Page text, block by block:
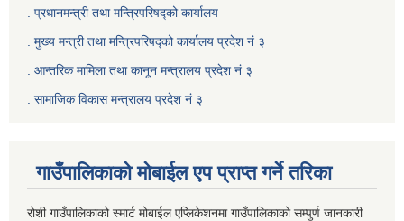
. प्रधानमन्त्री तथा मन्त्रिपरिषद्को कार्यालय
मुख्य मन्त्री तथा मन्त्रिपरिषद्को कार्यालय प्रदेश नं ३
आन्तरिक मामिला तथा कानून मन्त्रालय प्रदेश नं ३
सामाजिक विकास मन्त्रालय प्रदेश नं ३
गाउँपालिकाको मोबाईल एप प्राप्त गर्ने तरिका
रोशी गाउँपालिकाको स्मार्ट मोबाईल एप्लिकेशनमा गाउँपालिकाको सम्पुर्ण जानकारी